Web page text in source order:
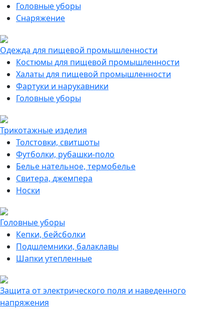
Головные уборы
Снаряжение
Одежда для пищевой промышленности
Костюмы для пищевой промышленности
Халаты для пищевой промышленности
Фартуки и нарукавники
Головные уборы
Трикотажные изделия
Толстовки, свитшоты
Футболки, рубашки-поло
Белье нательное, термобелье
Свитера, джемпера
Носки
Головные уборы
Кепки, бейсболки
Подшлемники, балаклавы
Шапки утепленные
Защита от электрического поля и наведенного
напряжения